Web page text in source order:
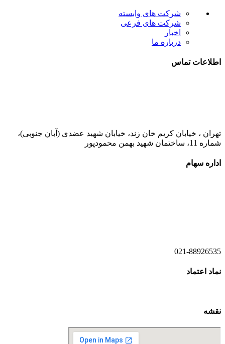
شرکت های وابسته
شرکت های فرعی
اخبار
درباره ما
اطلاعات تماس
تهران ، خیابان کریم خان زند، خیابان شهید عضدی (آبان جنوبی)،
شماره 11، ساختمان شهید بهمن محمودپور
اداره سهام
021-88926535
نماد اعتماد
نقشه